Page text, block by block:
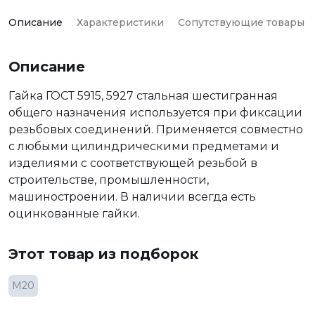
Описание Характеристики Сопутствующие товары
Описание
Гайка ГОСТ 5915, 5927 стальная шестигранная
общего назначения используется при фиксации
резьбовых соединений. Применяется совместно
с любыми цилиндрическими предметами и
изделиями с соответствующей резьбой в
строительстве, промышленности,
машиностроении. В наличии всегда есть
оцинкованные гайки.
Этот товар из подборок
М20